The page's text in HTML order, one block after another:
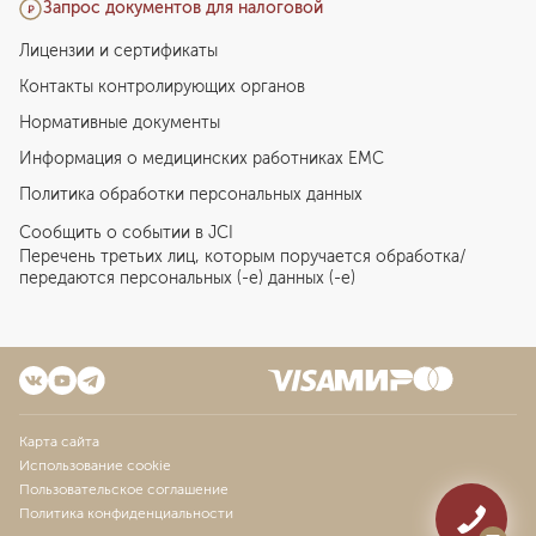
Запрос документов для налоговой
Лицензии и сертификаты
Контакты контролирующих органов
Нормативные документы
Информация о медицинских работниках EMC
Политика обработки персональных данных
Сообщить о событии в JCI
Перечень третьих лиц, которым поручается обработка/
передаются персональных (-е) данных (-е)
Карта сайта
Использование cookie
Пользовательское соглашение
Политика конфиденциальности